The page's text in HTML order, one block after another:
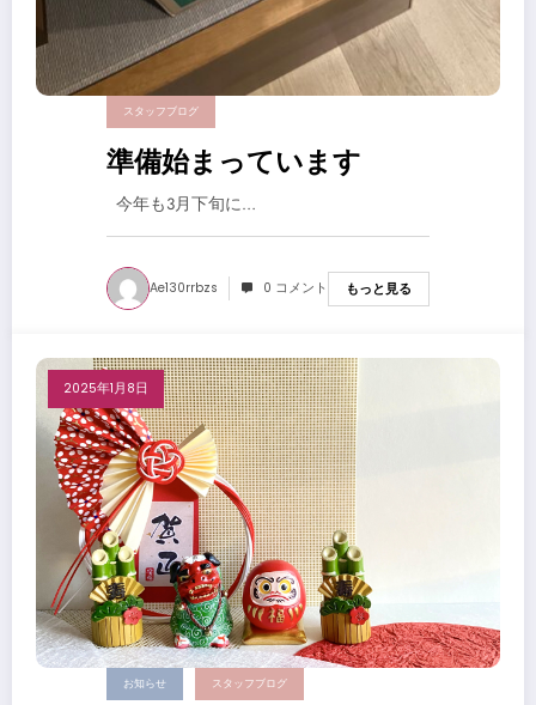
スタッフブログ
準備始まっています
今年も3月下旬に…
Ae130rrbzs 0 コメント もっと見る
2025年1月8日
お知らせ スタッフブログ